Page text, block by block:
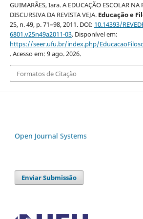
GUIMARÃES, Iara. A EDUCAÇÃO ESCOLAR NA
DISCURSIVA DA REVISTA VEJA. Educação e
25, n. 49, p. 71–98, 2011. DOI: 10.14393/
6801.v25n49a2011-03. Disponível em:
https://seer.ufu.br/index.php/
. Acesso em: 9 ago. 2026.
Formatos de Citação
Open Journal Systems
Enviar Submissão